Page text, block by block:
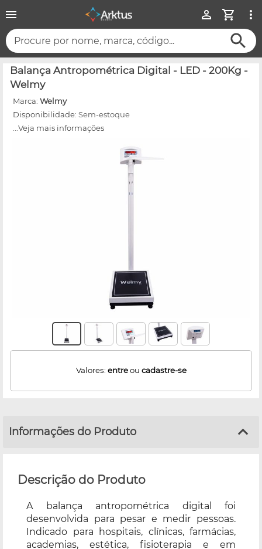
Procure por nome, marca, código...
Balança Antropométrica Digital - LED - 200Kg -
Welmy
Marca: Welmy
Disponibilidade: Sem-estoque
...Veja mais informações
Valores: entreou cadastre-se
Informações do Produto
Descrição do Produto
A balança antropométrica digital foi
desenvolvida para pesar e medir pessoas.
Indicado para hospitais, clínicas, farmácias,
academias, estética, fisioterapia e em